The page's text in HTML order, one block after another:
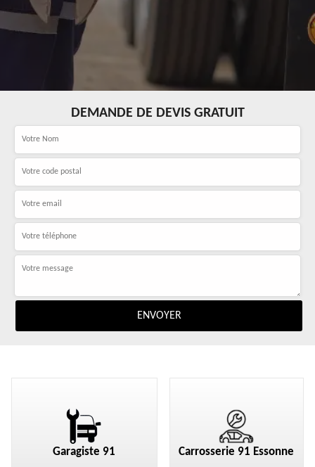
DEMANDE DE DEVIS GRATUIT
Garagiste 91 Carrosserie 91 Essonne